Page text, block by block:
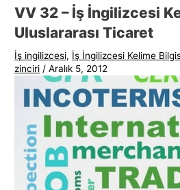
VV 32 – İş İngilizcesi
Uluslararası Ticaret
İş ingilizcesi, İş İngilizcesi Kelime
zinciri /Aralık 5, 2012
K
o
n
u